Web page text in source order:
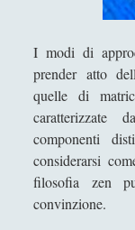
r
o
k
Contenuti
► Antologia(4)
▼ Filosofia(799)
► Filosofia
I modi di
prender atto
quelle di
caratterizzate
componenti
considerarsi
filosofia zen
convinzione.